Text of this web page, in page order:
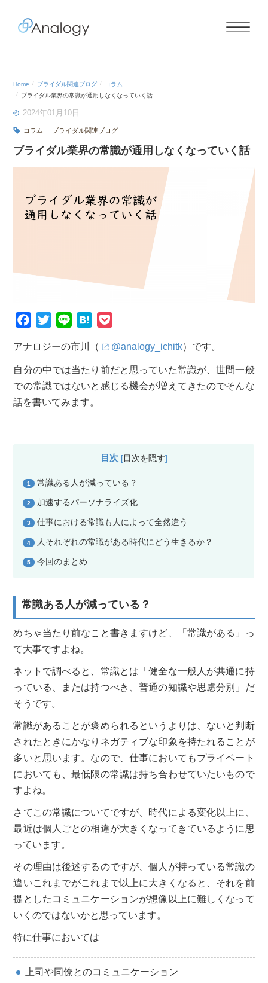
Home ブライダル関連ブログ
コラム
ブライダル業界の常識が通用しなくなっていく話
2024年01月10日
コラム ブライダル関連ブログ
ブライダル業界の常識が通用しなくなっていく話
c
e
b
o
t
t
e
n
e
H
e
n
c
k
e
アナロジーの市川（ @analogy_ichitk）です。
自分の中では当たり前だと思っていた常識が、世間一般
での常識ではないと感じる機会が増えてきたのでそんな
話を書いてみます。
目次 [目次を隠す]
1 常識ある人が減っている？
2 加速するパーソナライズ化
3 仕事における常識も人によって全然違う
4 人それぞれの常識がある時代にどう生きるか？
5 今回のまとめ
常識ある人が減っている？
めちゃ当たり前なこと書きますけど、「常識がある」っ
て大事ですよね。
ネットで調べると、常識とは「健全な一般人が共通に持
っている、または持つべき、普通の知識や思慮分別」だ
そうです。
常識があることが褒められるというよりは、ないと判断
されたときにかなりネガティブな印象を持たれることが
多いと思います。なので、仕事においてもプライベート
においても、最低限の常識は持ち合わせていたいもので
すよね。
さてこの常識についてですが、時代による変化以上に、
最近は個人ごとの相違が大きくなってきているように思
っています。
その理由は後述するのですが、個人が持っている常識の
違いこれまでがこれまで以上に大きくなると、それを前
提としたコミュニケーションが想像以上に難しくなって
いくのではないかと思っています。
特に仕事においては
上司や同僚とのコミュニケーション